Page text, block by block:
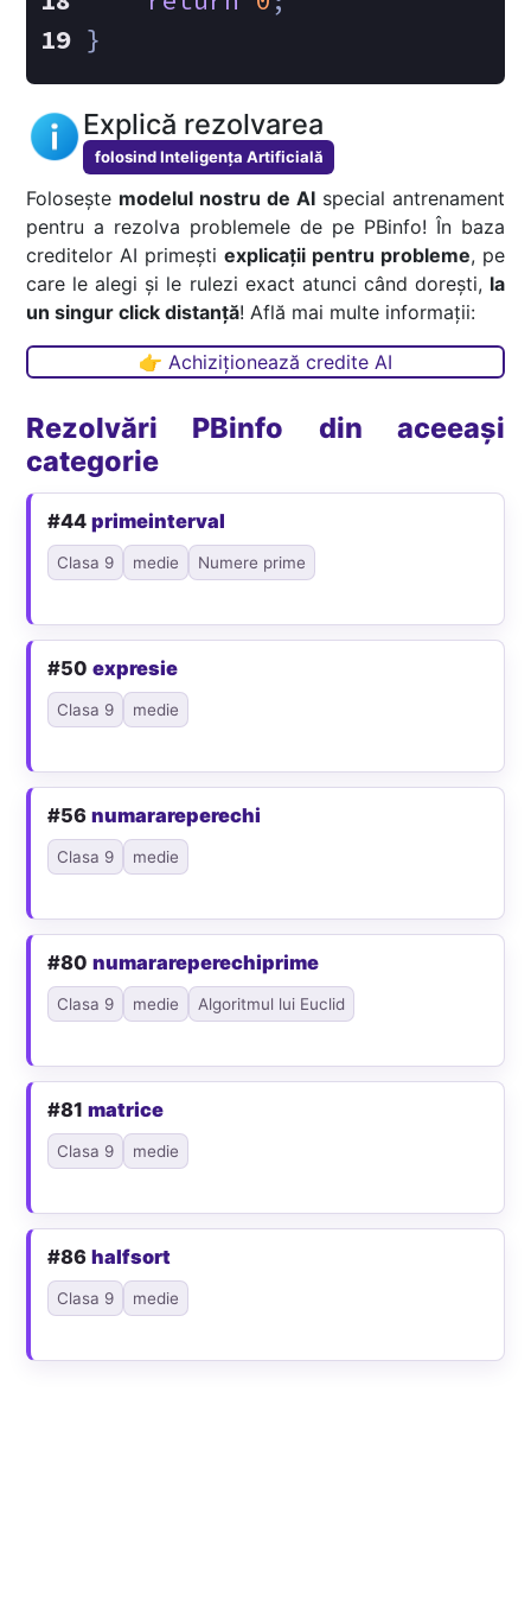
}
Explică rezolvarea
folosind Inteligența Artificială
Folosește modelul nostru de AIspecial antrenament
pentru a rezolva problemele de pe PBinfo! În baza
creditelor AI primești explicații pentru probleme, pe
care le alegi și le rulezi exact atunci când dorești, la
un singur click distanță! Află mai multe informații:
👉 Achiziționează credite AI
Rezolvări PBinfo din aceeași
categorie
#44primeinterval
Clasa 9 medie Numere prime
#50expresie
Clasa 9 medie
#56numarareperechi
Clasa 9 medie
#80numarareperechiprime
Clasa 9 medie Algoritmul lui Euclid
#81matrice
Clasa 9 medie
#86halfsort
Clasa 9 medie